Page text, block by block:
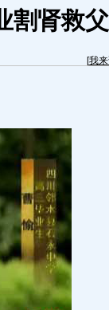
割肾救
[我